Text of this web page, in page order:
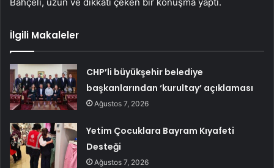
İlgili Makaleler
CHP’li büyükşehir belediye
başkanlarından ‘kurultay’ açıklaması
Ağustos 7, 2026
Yetim Çocuklara Bayram Kıyafeti
Desteği
Ağustos 7, 2026